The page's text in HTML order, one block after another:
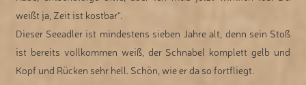
weißt ja, Zeit ist kostbar“.
Dieser Seeadler ist mindestens sieben Jahre alt, denn sein Stoß
ist bereits vollkommen weiß, der Schnabel komplett gelb und
Kopf und Rücken sehr hell. Schön, wie er da so fortfliegt.